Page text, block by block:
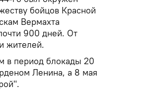
бойцов Красной
Вермахта
900 дней. От
жителей.
в период блокады 20
Ленина, а 8 мая